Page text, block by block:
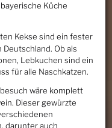
Küche
Kekse sind ein fester
Ob als
Lebkuchen sind ein
für alle Naschkatzen.
wäre komplett
Dieser gewürzte
darunter auch